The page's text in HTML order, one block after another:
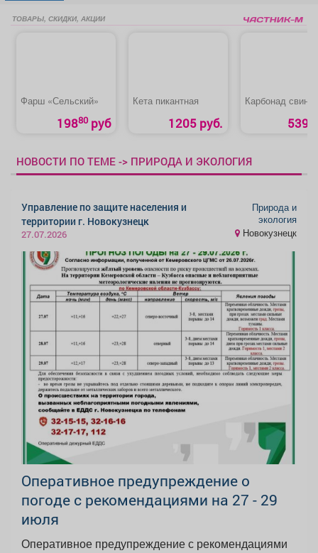
ТОВАРЫ, СКИДКИ, АКЦИИ
Фарш «Сельский»
19880 руб
Кета пикантная
1205 руб.
Карбонад свиной
539
НОВОСТИ ПО ТЕМЕ -> ПРИРОДА И ЭКОЛОГИЯ
Управление по защите населения и
территории г. Новокузнецк
27.07.2026
Природа и
экология
Новокузнецк
Оперативное предупреждение о
погоде с рекомендациями на 27 - 29
июля
Оперативное предупреждение с рекомендациями